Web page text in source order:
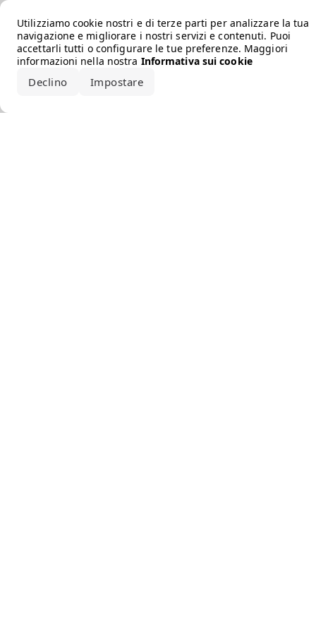
Utilizziamo cookie nostri e di terze parti per analizzare la tua
navigazione e migliorare i nostri servizi e contenuti. Puoi
accettarli tutti o configurare le tue preferenze. Maggiori
informazioni nella nostra Informativa sui cookie
Declino Impostare
Error loading the brand